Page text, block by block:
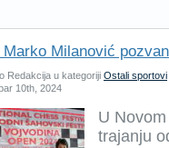
Marko Milanović
Redakcija u kategoriji Ostali sportovi
10th, 2024
U
trajanju